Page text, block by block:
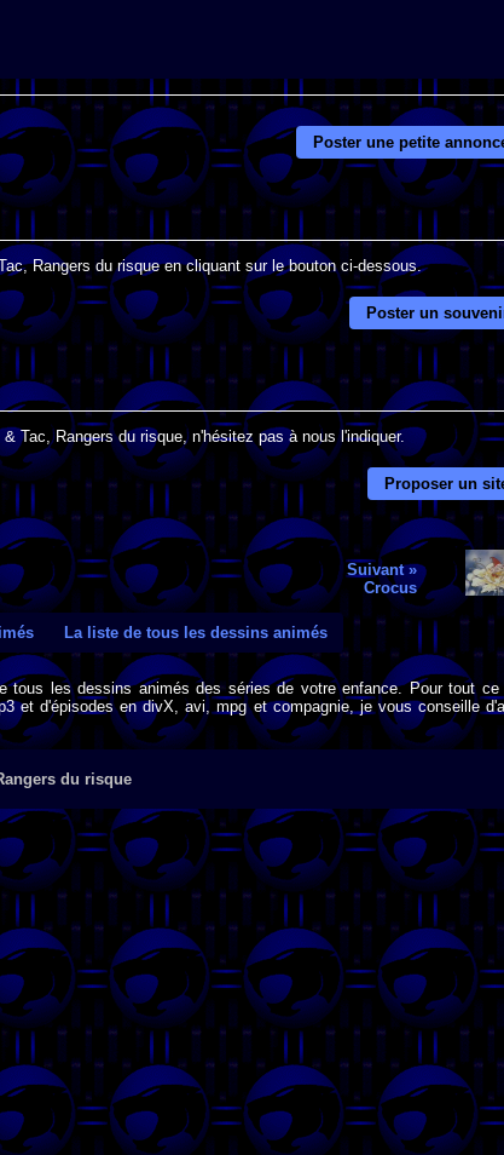
Poster une petite
Rangers du risque en cliquant sur le bouton ci-dessous.
Poster un
Tac, Rangers du risque, n'hésitez pas à nous l'indiquer.
Proposer un
Suivant »
Crocus
La liste de tous les dessins animés
les dessins animés des séries de votre enfance. Pour tout ce
et d'épisodes en divX, avi, mpg et compagnie, je vous conseille
du risque